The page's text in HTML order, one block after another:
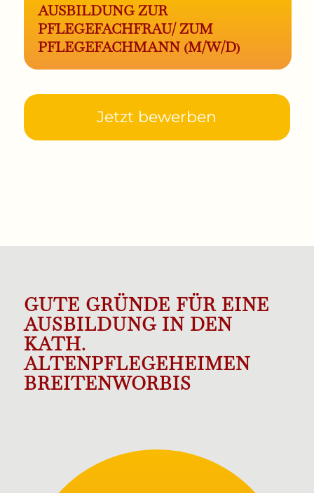
AUSBILDUNG ZUR
PFLEGEFACHFRAU/ ZUM
PFLEGEFACHMANN (M/W/D)
Jetzt bewerben
GUTE GRÜNDE FÜR EINE
AUSBILDUNG IN DEN
KATH.
ALTENPFLEGEHEIMEN
BREITENWORBIS